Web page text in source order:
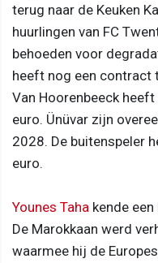
terug naar de Keuken
huurlingen van FC
behoeden voor
heeft nog een contract
Van Hoorenbeeck
euro. Ünüvar zijn
2028. De buitenspeler
euro.
Younes Taha kende
De Marokkaan werd
waarmee hij de